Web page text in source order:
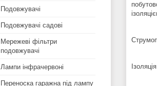
Подовжувачі
Подовжувачі садові
Мережеві фільтри
подовжувачі
Лампи інфрачервоні
Переноска гаражна під лампу